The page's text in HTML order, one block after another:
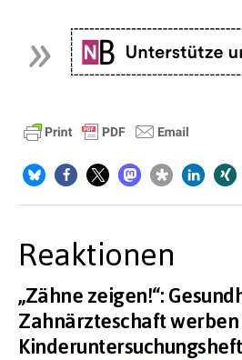
Reaktionen
„Zähne zeigen!“:
Zahnärzteschaft